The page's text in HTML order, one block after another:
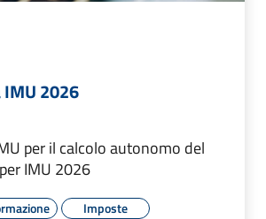
2026
per il calcolo autonomo del
IMU 2026
Imposte